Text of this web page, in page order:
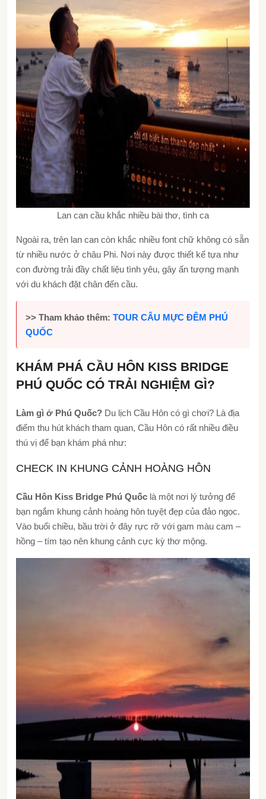
Lan can cầu khắc nhiều bài thơ, tình ca
Ngoài ra, trên lan can còn khắc nhiều font chữ không có sẵn
từ nhiều nước ở châu Phi. Nơi này được thiết kế tựa như
con đường trải đầy chất liệu tình yêu, gây ấn tượng mạnh
với du khách đặt chân đến cầu.
>> Tham khảo thêm: TOUR CÂU MỰC ĐÊM PHÚ
QUỐC
KHÁM PHÁ CẦU HÔN KISS BRIDGE
PHÚ QUỐC CÓ TRẢI NGHIỆM GÌ?
Làm gì ở Phú Quốc? Du lịch Cầu Hôn có gì chơi? Là địa
điểm thu hút khách tham quan, Cầu Hôn có rất nhiều điều
thú vị để bạn khám phá như:
CHECK IN KHUNG CẢNH HOÀNG HÔN
Cầu Hôn Kiss Bridge Phú Quốc là một nơi lý tưởng để
bạn ngắm khung cảnh hoàng hôn tuyệt đẹp của đảo ngọc.
Vào buổi chiều, bầu trời ở đây rực rỡ với gam màu cam –
hồng – tím tạo nên khung cảnh cực kỳ thơ mộng.